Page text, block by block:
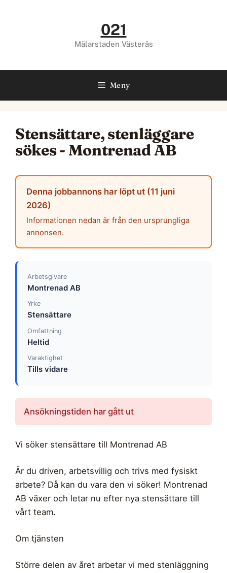
021
Mälarstaden Västerås
Meny
Stensättare, stenläggare
sökes - Montrenad AB
Denna jobbannons har löpt ut (11 juni
2026)
Informationen nedan är från den ursprungliga
annonsen.
Arbetsgivare
Montrenad AB
Yrke
Stensättare
Omfattning
Heltid
Varaktighet
Tills vidare
Ansökningstiden har gått ut
Vi söker stensättare till Montrenad AB
Är du driven, arbetsvillig och trivs med fysiskt
arbete? Då kan du vara den vi söker! Montrenad
AB växer och letar nu efter nya stensättare till
vårt team.
Om tjänsten
Större delen av året arbetar vi med stenläggning